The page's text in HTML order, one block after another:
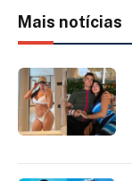
Mais notícias